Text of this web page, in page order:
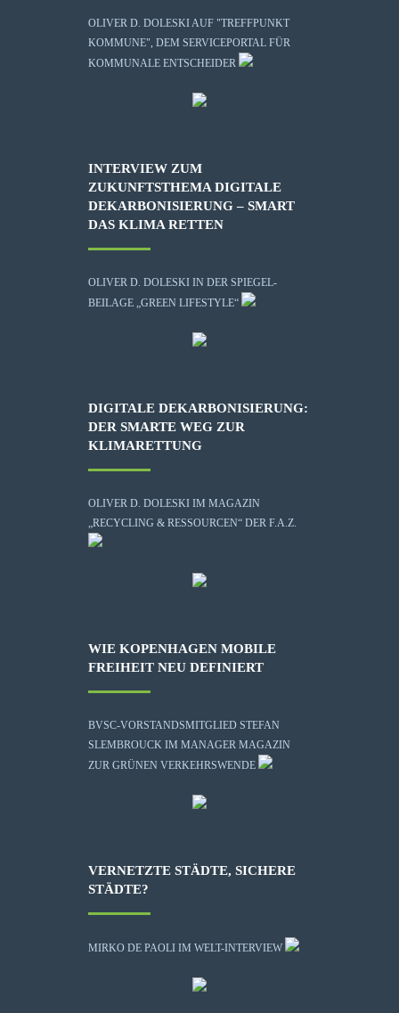
OLIVER D. DOLESKI AUF "TREFFPUNKT
KOMMUNE", DEM SERVICEPORTAL FÜR
KOMMUNALE ENTSCHEIDER
INTERVIEW ZUM
ZUKUNFTSTHEMA DIGITALE
DEKARBONISIERUNG – SMART
DAS KLIMA RETTEN
OLIVER D. DOLESKI IN DER SPIEGEL-
BEILAGE „GREEN LIFESTYLE“
DIGITALE DEKARBONISIERUNG:
DER SMARTE WEG ZUR
KLIMARETTUNG
OLIVER D. DOLESKI IM MAGAZIN
„RECYCLING & RESSOURCEN“ DER F.A.Z.
WIE KOPENHAGEN MOBILE
FREIHEIT NEU DEFINIERT
BVSC-VORSTANDSMITGLIED STEFAN
SLEMBROUCK IM MANAGER MAGAZIN
ZUR GRÜNEN VERKEHRSWENDE
VERNETZTE STÄDTE, SICHERE
STÄDTE?
MIRKO DE PAOLI IM WELT-INTERVIEW